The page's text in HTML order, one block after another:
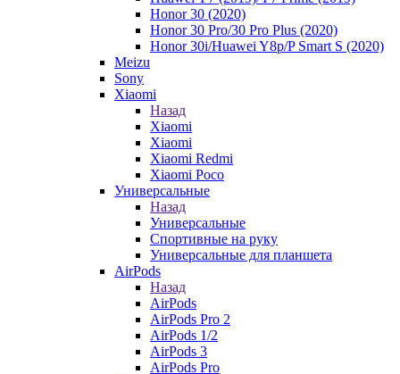
Honor 30 (2020)
Honor 30 Pro/30 Pro Plus (2020)
Honor 30i/Huawei Y8p/P Smart S (2020)
Meizu
Sony
Xiaomi
Назад
Xiaomi
Xiaomi
Xiaomi Redmi
Xiaomi Poco
Универсальные
Назад
Универсальные
Спортивные на руку
Универсальные для планшета
AirPods
Назад
AirPods
AirPods Pro 2
AirPods 1/2
AirPods 3
AirPods Pro